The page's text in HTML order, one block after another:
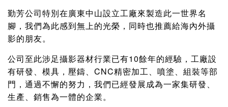
勤芳公司特別在廣東中山設立工廠來製造此一世界名
腳，我們為此感到無上的光榮，同時也推薦給海內外攝
影的朋友。
公司至此涉足攝影器材行業已有10餘年的經驗，工廠設
有研發、模具，壓鑄、CNC精密加工、噴塗、組裝等部
門，通過不懈的努力，我們已經發展成為一家集研發、
生產、銷售為一體的企業。